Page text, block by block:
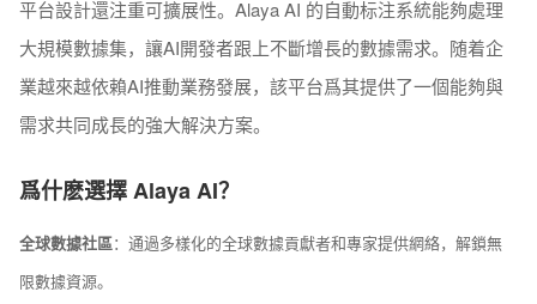
平台設計還注重可擴展性。Alaya AI 的自動标注系統能夠處理
大規模數據集，讓AI開發者跟上不斷增長的數據需求。随着企
業越來越依賴AI推動業務發展，該平台爲其提供了一個能夠與
需求共同成長的強大解決方案。
爲什麽選擇 Alaya AI？
全球數據社區：通過多樣化的全球數據貢獻者和專家提供網絡，解鎖無
限數據資源。